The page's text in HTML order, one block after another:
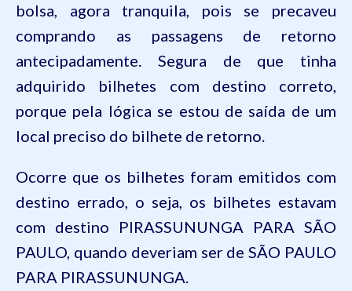
bolsa, agora tranquila, pois se precaveu
comprando as passagens de retorno
antecipadamente. Segura de que tinha
adquirido bilhetes com destino correto,
porque pela lógica se estou de saída de um
local preciso do bilhete de retorno.
Ocorre que os bilhetes foram emitidos com
destino errado, o seja, os bilhetes estavam
com destino PIRASSUNUNGA PARA SÃO
PAULO, quando deveriam ser de SÃO PAULO
PARA PIRASSUNUNGA.